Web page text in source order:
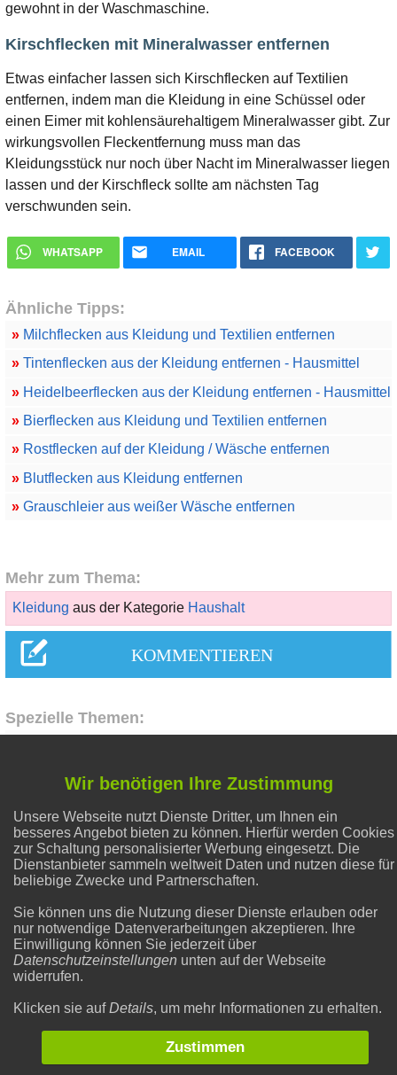
gewohnt in der Waschmaschine.
Kirschflecken mit Mineralwasser entfernen
Etwas einfacher lassen sich Kirschflecken auf Textilien
entfernen, indem man die Kleidung in eine Schüssel oder
einen Eimer mit kohlensäurehaltigem Mineralwasser gibt. Zur
wirkungsvollen Fleckentfernung muss man das
Kleidungsstück nur noch über Nacht im Mineralwasser liegen
lassen und der Kirschfleck sollte am nächsten Tag
verschwunden sein.
WHATSAPP EMAIL FACEBOOK
Ähnliche Tipps:
»Milchflecken aus Kleidung und Textilien entfernen
»Tintenflecken aus der Kleidung entfernen - Hausmittel
»Heidelbeerflecken aus der Kleidung entfernen - Hausmittel
»Bierflecken aus Kleidung und Textilien entfernen
»Rostflecken auf der Kleidung / Wäsche entfernen
»Blutflecken aus Kleidung entfernen
»Grauschleier aus weißer Wäsche entfernen
Mehr zum Thema:
Kleidung aus der Kategorie Haushalt
Spezielle Themen:
Natron und Backpulver
Flecken entfernen
Liebe & Partnerschaft
Gesunder Schlaf
Wir benötigen Ihre Zustimmung
Unsere Webseite nutzt Dienste Dritter, um Ihnen ein
besseres Angebot bieten zu können. Hierfür werden Cookies
zur Schaltung personalisierter Werbung eingesetzt. Die
Dienstanbieter sammeln weltweit Daten und nutzen diese für
beliebige Zwecke und Partnerschaften.
Sie können uns die Nutzung dieser Dienste erlauben oder
nur notwendige Datenverarbeitungen akzeptieren. Ihre
Einwilligung können Sie jederzeit über
Datenschutzeinstellungen unten auf der Webseite
widerrufen.
Klicken sie aufDetails, um mehr Informationen zu erhalten.
Zustimmen